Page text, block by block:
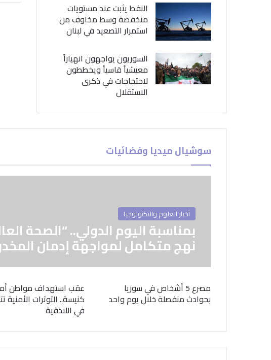
النفط يثبت عند مستويات
منخفضة وسط مخاوف من
استمرار التصعيد في لبنان
السوريون يواجهون انهياراً
معيشياً قاسياً ويخططون
لاحتجاجات في ذكرى
الاستقلال
سوشيال ميديا وفضائيات
أخبار العلوم والتكنولوجيا
بمناسبة اليوم الدولي.. “الصحة
نهج متكامل لمواجهة إدمان
مصرع 5 أشخاص في سوريا
بحوادث منفصلة خلال يوم واحد
عقب استهداف مواطن
كنيسة.. التوترات الأمنية
في اللاذقية